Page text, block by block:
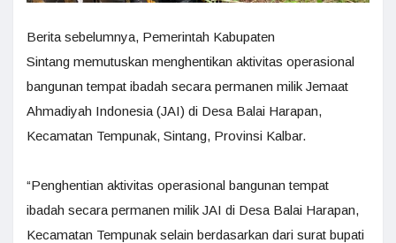
Berita sebelumnya, Pemerintah Kabupaten
Sintang memutuskan menghentikan aktivitas operasional
bangunan tempat ibadah secara permanen milik Jemaat
Ahmadiyah Indonesia (JAI) di Desa Balai Harapan,
Kecamatan Tempunak, Sintang, Provinsi Kalbar.
“Penghentian aktivitas operasional bangunan tempat
ibadah secara permanen milik JAI di Desa Balai Harapan,
Kecamatan Tempunak selain berdasarkan dari surat bupati